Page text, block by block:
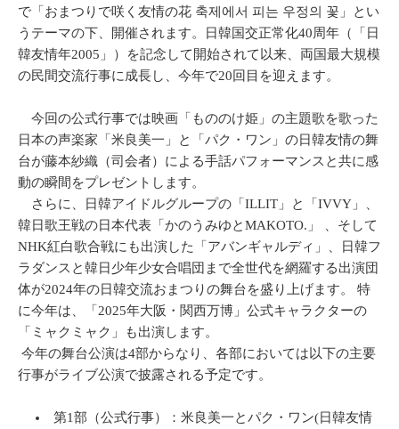
で「おまつりで咲く友情の花 축제에서 피는 우정의 꽃」とい
うテーマの下、開催されます。日韓国交正常化40周年（「日
韓友情年2005」）を記念して開始されて以来、両国最大規模
の民間交流行事に成長し、今年で20回目を迎えます。
今回の公式行事では映画「もののけ姫」の主題歌を歌った
日本の声楽家「米良美一」と「パク・ワン」の日韓友情の舞
台が藤本紗織（司会者）による手話パフォーマンスと共に感
動の瞬間をプレゼントします。
さらに、日韓アイドルグループの「ILLIT」と「IVVY」、
韓日歌王戦の日本代表「かのうみゆとMAKOTO.」 、そして
NHK紅白歌合戦にも出演した「アバンギャルディ」、日韓フ
ラダンスと韓日少年少女合唱団まで全世代を網羅する出演団
体が2024年の日韓交流おまつりの舞台を盛り上げます。 特
に今年は、「2025年大阪・関西万博」公式キャラクターの
「ミャクミャク」も出演します。
今年の舞台公演は4部からなり、各部においては以下の主要
行事がライブ公演で披露される予定です。
第1部（公式行事）：米良美一とパク・ワン(日韓友情